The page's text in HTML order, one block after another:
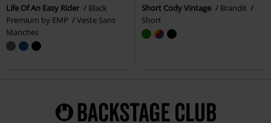
Life Of An Easy Rider
Black
Premium by EMP
Veste Sans
Manches
Short Cody Vintage
Brandit
Short